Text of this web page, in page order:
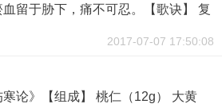
血留于胁下，痛不可忍。【歌诀】 复
2017-07-07 17:50:08
论》【组成】 桃仁（12g） 大黄